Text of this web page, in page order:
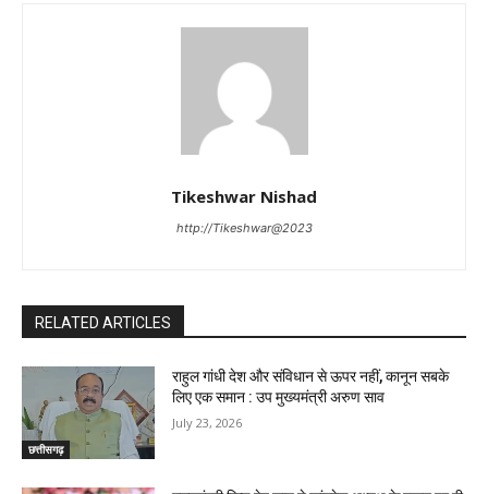
Tikeshwar Nishad
http://Tikeshwar@2023
RELATED ARTICLES
छत्तीसगढ़
राहुल गांधी देश और संविधान से ऊपर नहीं, कानून सबके
लिए एक समान : उप मुख्यमंत्री अरुण साव
July 23, 2026